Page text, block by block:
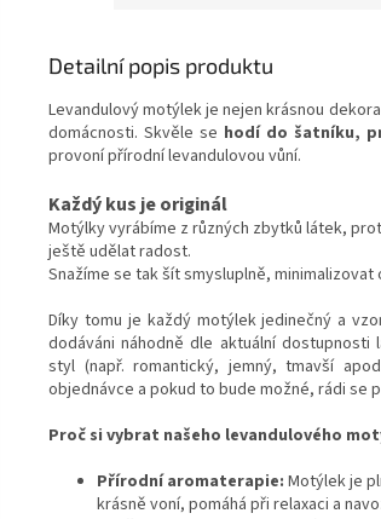
Detailní popis produktu
Levandulový motýlek je nejen krásnou
domácnosti. Skvěle se hodí do šatníku,
provoní přírodní levandulovou vůní.
Každý kus je originál
Motýlky vyrábíme z různých zbytků látek,
ještě udělat radost.
Snažíme se tak šít smysluplně,
Díky tomu je každý motýlek jedinečný a
dodáváni náhodně dle aktuální
styl (např. romantický, jemný, tmavší
objednávce a pokud to bude možné, rádi se
Proč si vybrat našeho levandulového
Přírodní aromaterapie: Motýlek je
krásně voní, pomáhá při relaxaci a